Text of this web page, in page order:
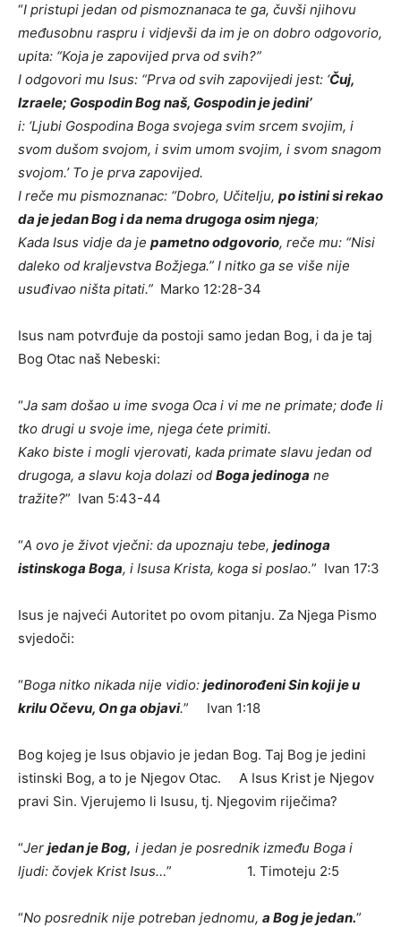
“I pristupi jedan od pismoznanaca te ga, čuvši njihovu
međusobnu raspru i vidjevši da im je on dobro odgovorio,
upita: “Koja je zapovijed prva od svih?”
I odgovori mu Isus: “Prva od svih zapovijedi jest: ‘Čuj,
Izraele; Gospodin Bog naš, Gospodin je jedini’
i: ‘Ljubi Gospodina Boga svojega svim srcem svojim, i
svom dušom svojom, i svim umom svojim, i svom snagom
svojom.’ To je prva zapovijed.
I reče mu pismoznanac: “Dobro, Učitelju, po istini si rekao
da je jedan Bog i da nema drugoga osim njega;
Kada Isus vidje da je pametno odgovorio, reče mu: “Nisi
daleko od kraljevstva Božjega.” I nitko ga se više nije
usuđivao ništa pitati.” Marko 12:28-34
Isus nam potvrđuje da postoji samo jedan Bog, i da je taj
Bog Otac naš Nebeski:
“Ja sam došao u ime svoga Oca i vi me ne primate; dođe li
tko drugi u svoje ime, njega ćete primiti.
Kako biste i mogli vjerovati, kada primate slavu jedan od
drugoga, a slavu koja dolazi od Boga jedinoga ne
tražite?” Ivan 5:43-44
“A ovo je život vječni: da upoznaju tebe, jedinoga
istinskoga Boga, i Isusa Krista, koga si poslao.” Ivan 17:3
Isus je najveći Autoritet po ovom pitanju. Za Njega Pismo
svjedoči:
“Boga nitko nikada nije vidio: jedinorođeni Sin koji je u
krilu Očevu, Onga objavi.” Ivan 1:18
Bog kojeg je Isus objavio je jedan Bog. Taj Bog je jedini
istinski Bog, a to je Njegov Otac. A Isus Krist je Njegov
pravi Sin. Vjerujemo li Isusu, tj. Njegovim riječima?
“Jer jedan je Bog, i jedan je posrednik između Boga i
ljudi: čovjek Krist Isus…” 1. Timoteju 2:5
“No posrednik nije potreban jednomu, a Bog je jedan.”